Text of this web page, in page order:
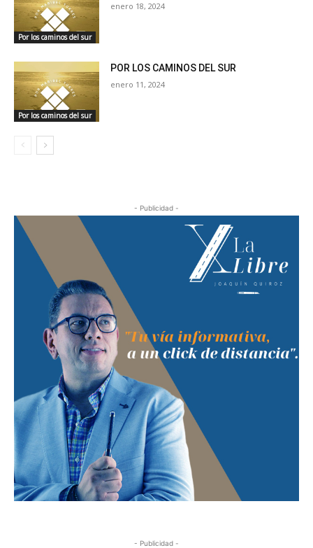
Por los caminos del sur
enero 18, 2024
Por los caminos del sur
POR LOS CAMINOS DEL SUR
enero 11, 2024
- Publicidad -
- Publicidad -